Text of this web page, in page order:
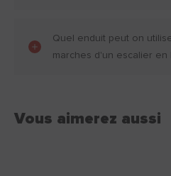
Quel enduit peut on
marches d'un escalier en
Vous aimerez aussi